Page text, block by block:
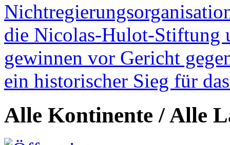
die Nicolas-Hulot-Stiftung
gewinnen vor Gericht
ein historischer Sieg für
Alle Kontinente / Alle